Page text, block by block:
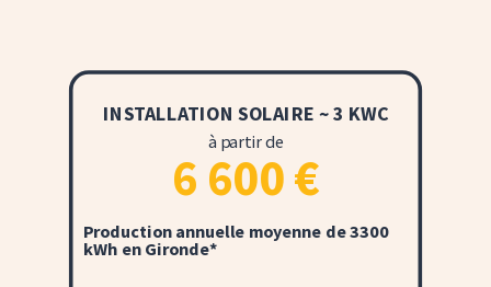
INSTALLATION SOLAIRE ~ 3 KWC
à partir de
6 600€
Production annuelle moyenne de 3300
kWh en Gironde*